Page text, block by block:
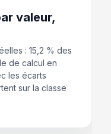
valeur,
: 15,2 % des
de calcul en
les écarts
sur la classe